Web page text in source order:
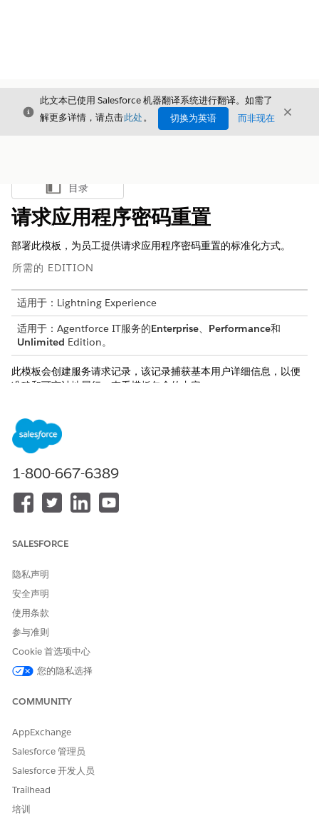
关闭
此文本已使用 Salesforce 机器翻译系统进行翻译。如需了
解更多详情，请点击此处。 切换为英语 而非现在 关闭
显示目录
目录
请求应用程序密码重置
部署此模板，为员工提供请求应用程序密码重置的标准化方式。
所需的 EDITION
适用于：Lightning Experience
适用于：Agentforce IT服务的Enterprise、 Performance和
Unlimited Edition。
此模板会创建服务请求记录，该记录捕获基本用户详细信息，以便
准确和可审计地履行。查看模板包含的内容。
接收属性
此模板的接收表单从员工那里获取这些详细信息：
用户电子邮件地址：需要密码重置的用户的电子邮件地址。
自动履行
Builder 中扩展此流，以包含自定义逻辑，例如自动经理批准或库存
集成
此模板使用与身份管理系统的预配置集成，例如 Microsoft Entra
ID 或 Okta。该集成在履行过程中执行自动密码重置。要使用此集
成，请配置您的身份管理系统凭据。要了解有关这些第三方连接器
的更多信息，请参见
请与我们共享您的想法，以便我们进行改进！
1-800-667-6389
SALESFORCE
隐私声明
安全声明
使用条款
参与准则
Cookie 首选项中心
您的隐私选择
COMMUNITY
AppExchange
Salesforce 管理员
Salesforce 开发人员
Trailhead
培训